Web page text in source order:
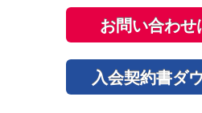
お問い合わせ
入会契約書ダ